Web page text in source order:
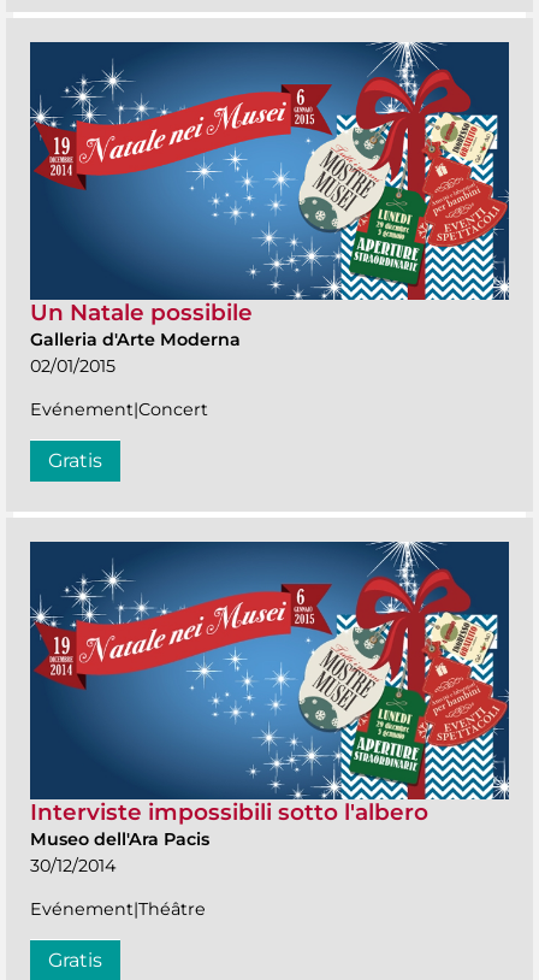
Un Natale possibile
Galleria d'Arte Moderna
02/01/2015
Evénement|Concert
Gratis
Interviste impossibili sotto l'albero
Museo dell'Ara Pacis
30/12/2014
Evénement|Théâtre
Gratis